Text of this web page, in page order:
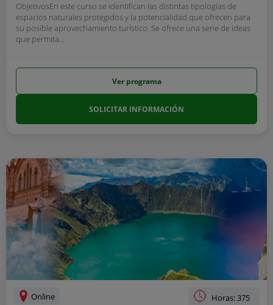
ObjetivosEn este curso se identifican las distintas tipologías de
espacios naturales protegidos y la potencialidad que ofrecen para
su posible aprovechamiento turístico. Se ofrece una serie de ideas
que permita...
Ver programa
SOLICITAR INFORMACIÓN
Online Horas: 375